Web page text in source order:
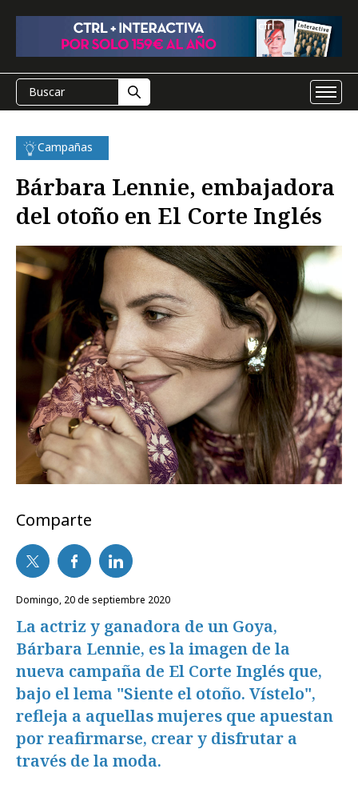
Campañas
Bárbara Lennie, embajadora
del otoño en El Corte Inglés
Comparte
domingo, 20 de septiembre 2020
La actriz y ganadora de un Goya,
Bárbara Lennie, es la imagen de la
nueva campaña de El Corte Inglés que,
bajo el lema "Siente el otoño. Vístelo",
refleja a aquellas mujeres que apuestan
por reafirmarse, crear y disfrutar a
través de la moda.